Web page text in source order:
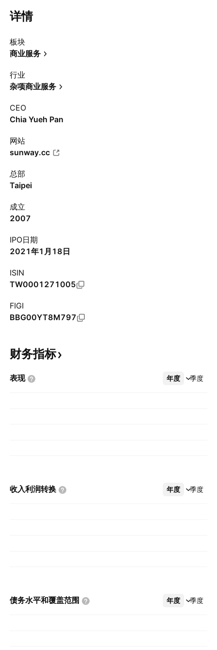
详情
板块
商业服务
行业
杂项商业服务
CEO
Chia Yueh Pan
网站
sunway.cc
总部
Taipei
成立
2007
IPO日期
2021年1月18日
ISIN
TW0001271005
FIGI
BBG00YT8M797
财务指标
表现 年度 季度
更多
收入利润转换 年度 季度
更多
债务水平和覆盖范围 年度 季度
更多